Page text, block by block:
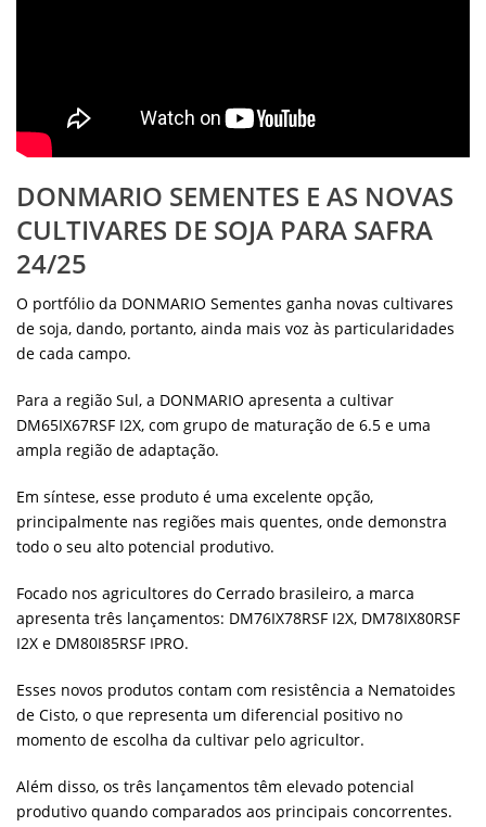
DONMARIO SEMENTES E AS NOVAS
CULTIVARES DE SOJA PARA SAFRA
24/25
O portfólio da DONMARIO Sementes ganha novas cultivares
de soja, dando, portanto, ainda mais voz às particularidades
de cada campo.
Para a região Sul, a DONMARIO apresenta a cultivar
DM65IX67RSF I2X, com grupo de maturação de 6.5 e uma
ampla região de adaptação.
Em síntese, esse produto é uma excelente opção,
principalmente nas regiões mais quentes, onde demonstra
todo o seu alto potencial produtivo.
Focado nos agricultores do Cerrado brasileiro, a marca
apresenta três lançamentos: DM76IX78RSF I2X, DM78IX80RSF
I2X e DM80I85RSF IPRO.
Esses novos produtos contam com resistência a Nematoides
de Cisto, o que representa um diferencial positivo no
momento de escolha da cultivar pelo agricultor.
Além disso, os três lançamentos têm elevado potencial
produtivo quando comparados aos principais concorrentes.